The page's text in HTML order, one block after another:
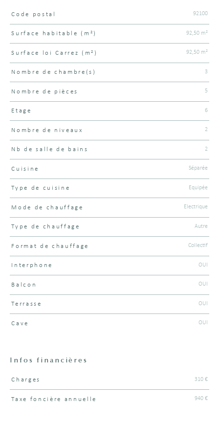
Caractéristiques
Code postal 92100
Surface habitable (m²) 92,50 m²
Surface loi Carrez (m²) 92,50 m²
Nombre de chambre(s) 3
Nombre de pièces 5
Etage 6
Nombre de niveaux 2
Nb de salle de bains 2
Cuisine Séparée
Type de cuisine Equipée
Mode de chauffage Electrique
Type de chauffage Autre
Format de chauffage Collectif
Interphone OUI
Balcon OUI
Terrasse OUI
Cave OUI
Infos financières
Caractéristiques
Charges 310 €
Taxe foncière annuelle 940 €